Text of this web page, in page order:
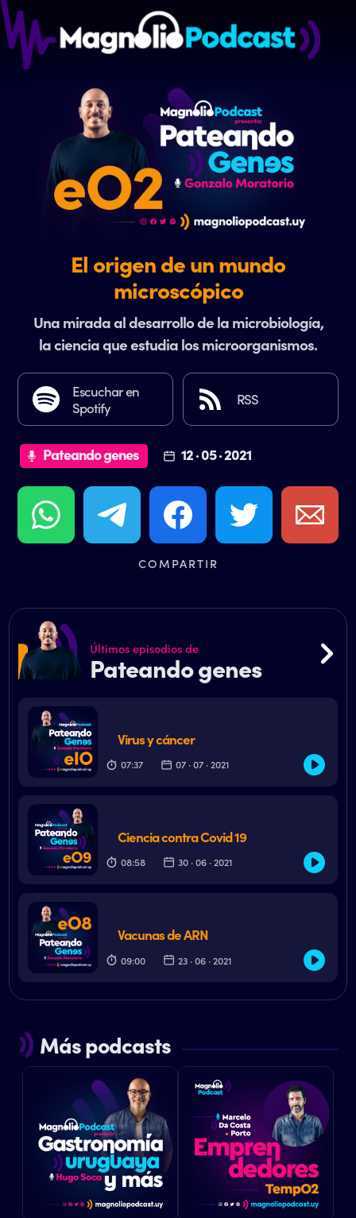
El origen de un mundo
microscópico
Una mirada al desarrollo de la microbiología,
la ciencia que estudia los microorganismos.
Escuchar en
Spotify
RSS
Pateando genes 12 · 05 · 2021
COMPARTIR
Últimos episodios de
Pateando genes
Virus y cáncer
07:37 07 · 07 · 2021
Ciencia contra Covid 19
08:58 30 · 06 · 2021
Vacunas de ARN
09:00 23 · 06 · 2021
Más podcasts